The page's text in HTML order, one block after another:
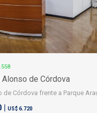
Alonso de Córdova
Córdova frente a Parque
| US$ 6.720